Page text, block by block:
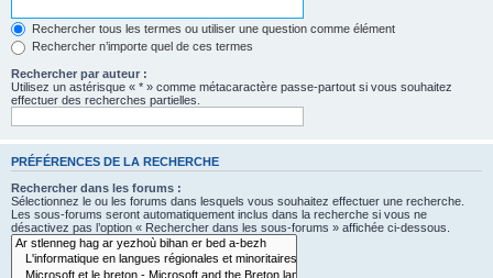
Rechercher tous les termes ou utiliser une question comme élément
Rechercher n’importe quel de ces termes
Rechercher par auteur :
Utilisez un astérisque « * » comme métacaractère passe-partout si vous souhaitez
effectuer des recherches partielles.
PRÉFÉRENCES DE LA RECHERCHE
Rechercher dans les forums :
Sélectionnez le ou les forums dans lesquels vous souhaitez effectuer une recherche.
Les sous-forums seront automatiquement inclus dans la recherche si vous ne
désactivez pas l’option « Rechercher dans les sous-forums » affichée ci-dessous.